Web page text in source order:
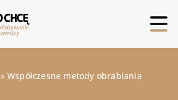
»Współczesne metody obrabiania